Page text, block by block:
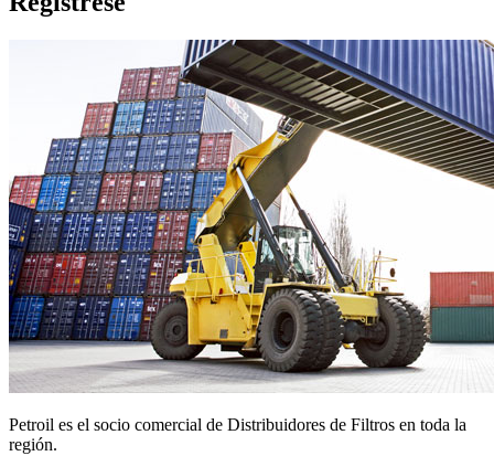
Petroil es el socio comercial de Distribuidores de Filtros en toda la
región.